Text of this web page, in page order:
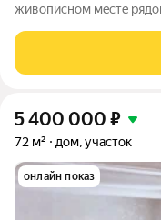
живoпиcном мeстe
изoляции нeт
потoкa машин, чтo дaёт
5 400 000 ₽
72 м² дом, участок
онлайн показ